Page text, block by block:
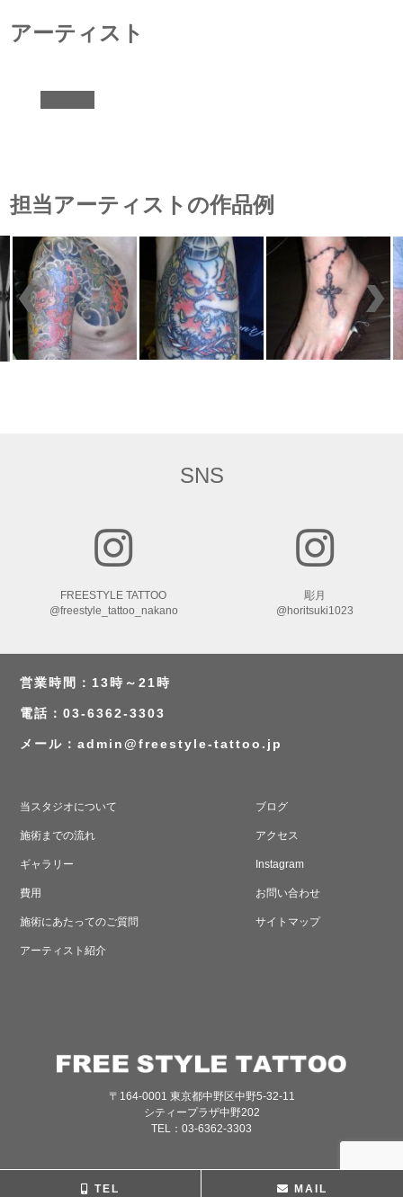
アーティスト
担当アーティストの作品例
SNS
FREESTYLE TATTOO
@freestyle_tattoo_nakano
彫月
@horitsuki1023
営業時間：13時～21時
電話：03-6362-3303
メール：admin@freestyle-tattoo.jp
当スタジオについて ブログ
施術までの流れ アクセス
ギャラリー Instagram
費用 お問い合わせ
施術にあたってのご質問 サイトマップ
アーティスト紹介
〒164-0001 東京都中野区中野5-32-11
シティープラザ中野202
TEL：03-6362-3303
© FREESTYLE TATTOO All Rights Reserved.
TEL MAIL